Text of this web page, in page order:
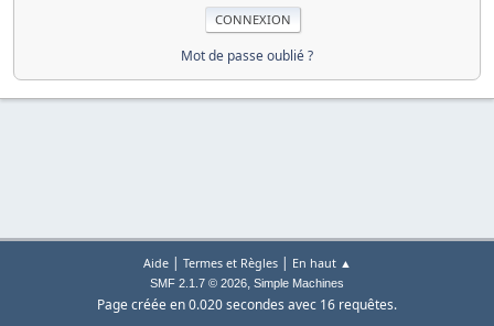
Mot de passe oublié ?
Aide| Termes et Règles| En haut ▲
SMF 2.1.7 © 2026, Simple Machines
Page créée en 0.020 secondes avec 16 requêtes.